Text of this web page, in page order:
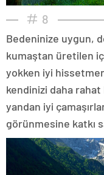
8
Bedeninize uygun,
kumaştan üretilen
yokken iyi
kendinizi daha
yandan iyi
görünmesine katkı